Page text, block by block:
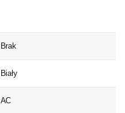
Brak
Biały
AC